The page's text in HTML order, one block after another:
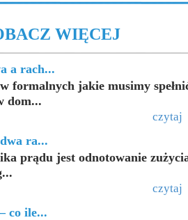
WIĘCEJ
a rach...
formalnych jakie musimy
dom...
czytaj
ra...
prądu jest odnotowanie
czytaj
co ile...